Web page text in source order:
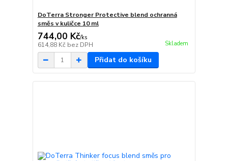
DoTerra Stronger Protective blend ochranná
směs v kuličce 10 ml
744,00 Kč/ks
614,88 Kč bez DPH Skladem
Přidat do košíku